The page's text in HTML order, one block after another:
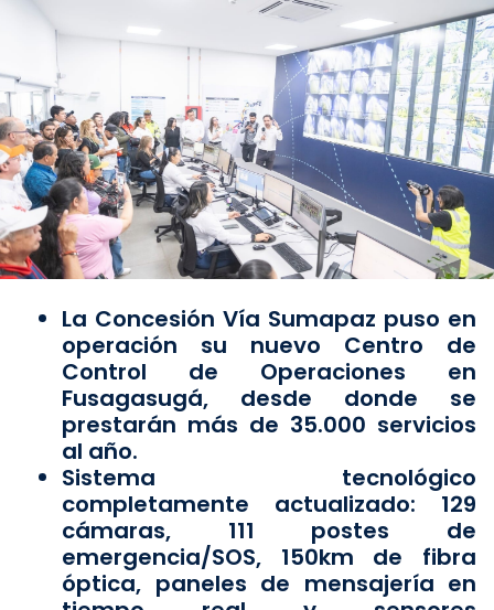
La Concesión Vía Sumapaz puso en
operación su nuevo Centro de
Control de Operaciones en
Fusagasugá, desde donde se
prestarán más de 35.000 servicios
al año.
Sistema tecnológico
completamente actualizado: 129
cámaras, 111 postes de
emergencia/SOS, 150km de fibra
óptica, paneles de mensajería en